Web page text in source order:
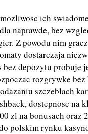
ich
naprawde, bez
Z powodu nim
dostarczaja
depozytu probuje
rozgrywke
szczeblach
dostepnosc na
zl na bonusach oraz
polskim rynku